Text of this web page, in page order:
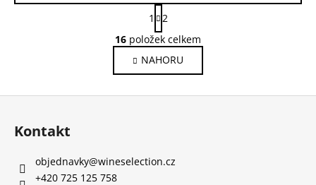
O
v
l
á
d
p
r
S
t
r
á
n
k
1
2
16 položek celkem
NAHORU
Z
Kontakt
objednavky@wineselection.cz
+420 725 125 758